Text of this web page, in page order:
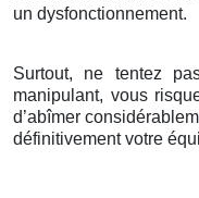
un dysfonctionnement.
Surtout, ne tentez
manipulant, vous
d’abîmer
définitivement votre